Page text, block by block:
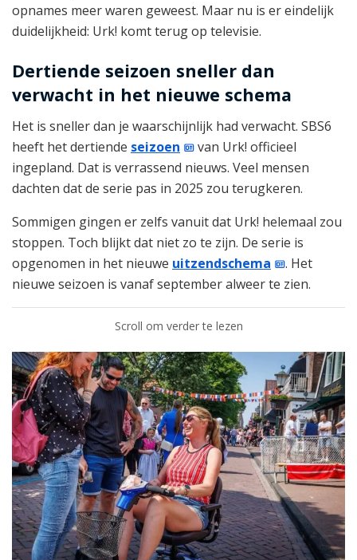
opnames meer waren geweest. Maar nu is er eindelijk
duidelijkheid: Urk! komt terug op televisie.
Dertiende seizoen sneller dan
verwacht in het nieuwe schema
Het is sneller dan je waarschijnlijk had verwacht. SBS6
heeft het dertiende seizoen
van Urk! officieel
ingepland. Dat is verrassend nieuws. Veel mensen
dachten dat de serie pas in 2025 zou terugkeren.
Sommigen gingen er zelfs vanuit dat Urk! helemaal zou
stoppen. Toch blijkt dat niet zo te zijn. De serie is
opgenomen in het nieuwe uitzendschema
. Het
nieuwe seizoen is vanaf september alweer te zien.
Scroll om verder te lezen